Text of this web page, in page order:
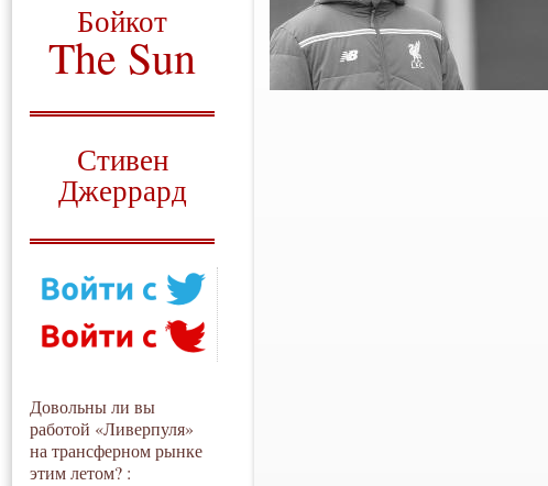
Бойкот
The Sun
Стивен
Джеррард
Довольны ли вы
работой «Ливерпуля»
на трансферном рынке
этим летом? :